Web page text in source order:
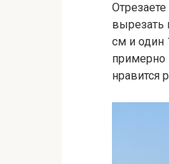
вырезать
см и один
примерно
нравится